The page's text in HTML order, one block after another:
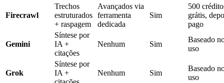
Firecrawl
Trechos
estruturados
+ raspagem
Avançados via
ferramenta
dedicada
Sim
500
grátis,
pago
Gemini
Síntese por
IA +
citações
Nenhum Sim
Baseado
uso
Grok
Síntese por
IA +
Nenhum Sim
Baseado
uso